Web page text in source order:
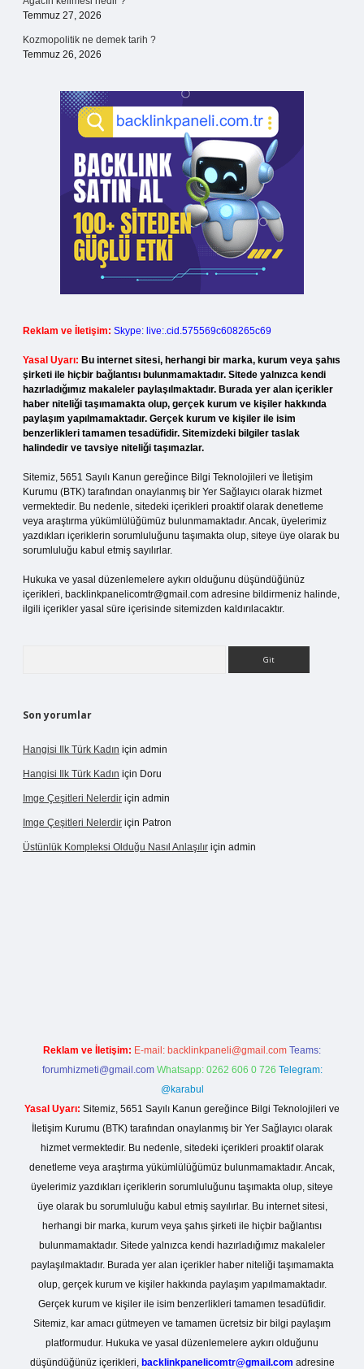
Temmuz 27, 2026
Kozmopolitik ne demek tarih ?
Temmuz 26, 2026
Reklam ve İletişim: Skype: live:.cid.575569c608265c69
Yasal Uyarı: Bu internet sitesi, herhangi bir marka, kurum veya şahıs
şirketi ile hiçbir bağlantısı bulunmamaktadır. Sitede yalnızca kendi
hazırladığımız makaleler paylaşılmaktadır. Burada yer alan içerikler
haber niteliği taşımamakta olup, gerçek kurum ve kişiler hakkında
paylaşım yapılmamaktadır. Gerçek kurum ve kişiler ile isim
benzerlikleri tamamen tesadüfidir. Sitemizdeki bilgiler taslak
halindedir ve tavsiye niteliği taşımazlar.
Sitemiz, 5651 Sayılı Kanun gereğince Bilgi Teknolojileri ve İletişim
Kurumu (BTK) tarafından onaylanmış bir Yer Sağlayıcı olarak hizmet
vermektedir. Bu nedenle, sitedeki içerikleri proaktif olarak denetleme
veya araştırma yükümlülüğümüz bulunmamaktadır. Ancak, üyelerimiz
yazdıkları içeriklerin sorumluluğunu taşımakta olup, siteye üye olarak bu
sorumluluğu kabul etmiş sayılırlar.
Hukuka ve yasal düzenlemelere aykırı olduğunu düşündüğünüz
içerikleri, backlinkpanelicomtr@gmail.com adresine bildirmeniz halinde,
ilgili içerikler yasal süre içerisinde sitemizden kaldırılacaktır.
Son yorumlar
Hangisi Ilk Türk Kadın için admin
Hangisi Ilk Türk Kadın için Doru
Imge Çeşitleri Nelerdir için admin
Imge Çeşitleri Nelerdir için Patron
Üstünlük Kompleksi Olduğu Nasıl Anlaşılır için admin
Reklam ve İletişim: E-mail: backlinkpaneli@gmail.com Teams:
forumhizmeti@gmail.com Whatsapp: 0262 606 0 726 Telegram:
@karabul
Yasal Uyarı: Sitemiz, 5651 Sayılı Kanun gereğince Bilgi Teknolojileri ve
İletişim Kurumu (BTK) tarafından onaylanmış bir Yer Sağlayıcı olarak
hizmet vermektedir. Bu nedenle, sitedeki içerikleri proaktif olarak
denetleme veya araştırma yükümlülüğümüz bulunmamaktadır. Ancak,
üyelerimiz yazdıkları içeriklerin sorumluluğunu taşımakta olup, siteye
üye olarak bu sorumluluğu kabul etmiş sayılırlar. Bu internet sitesi,
herhangi bir marka, kurum veya şahıs şirketi ile hiçbir bağlantısı
bulunmamaktadır. Sitede yalnızca kendi hazırladığımız makaleler
paylaşılmaktadır. Burada yer alan içerikler haber niteliği taşımamakta
olup, gerçek kurum ve kişiler hakkında paylaşım yapılmamaktadır.
Gerçek kurum ve kişiler ile isim benzerlikleri tamamen tesadüfidir.
Sitemiz, kar amacı gütmeyen ve tamamen ücretsiz bir bilgi paylaşım
platformudur. Hukuka ve yasal düzenlemelere aykırı olduğunu
düşündüğünüz içerikleri, backlinkpanelicomtr@gmail.com adresine